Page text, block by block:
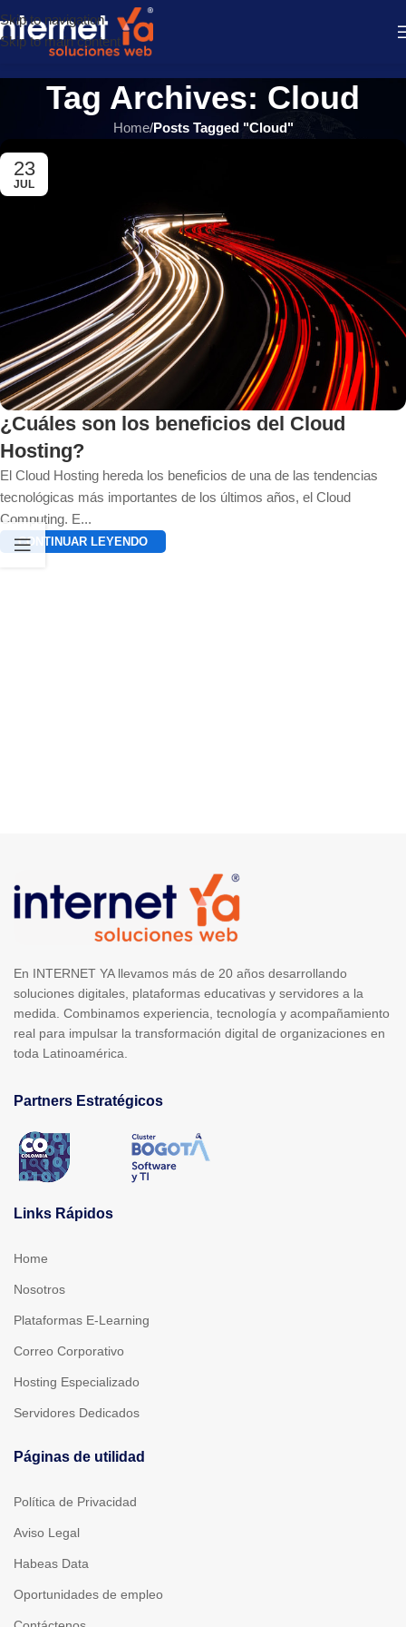
Skip to navigation
Skip to main content
Tag Archives: Cloud
Home/Posts Tagged "Cloud"
23
JUL
¿Cuáles son los beneficios del Cloud
Hosting?
El Cloud Hosting hereda los beneficios de una de las tendencias
tecnológicas más importantes de los últimos años, el Cloud
Computing. E...
CONTINUAR LEYENDO
En INTERNET YA llevamos más de 20 años desarrollando
soluciones digitales, plataformas educativas y servidores a la
medida. Combinamos experiencia, tecnología y acompañamiento
real para impulsar la transformación digital de organizaciones en
toda Latinoamérica.
Partners Estratégicos
Links Rápidos
Home
Nosotros
Plataformas E-Learning
Correo Corporativo
Hosting Especializado
Servidores Dedicados
Páginas de utilidad
Política de Privacidad
Aviso Legal
Habeas Data
Oportunidades de empleo